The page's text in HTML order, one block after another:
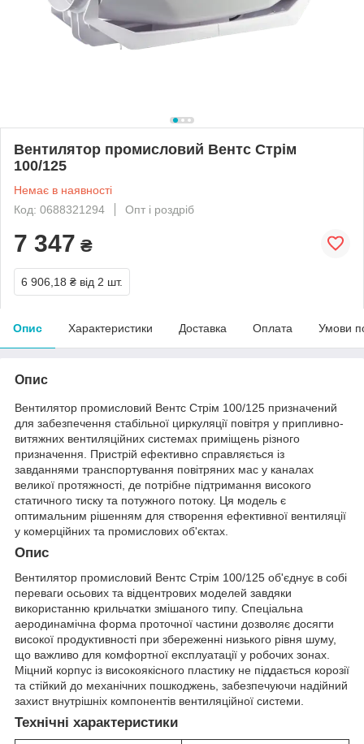
Вентилятор промисловий Вентс Стрім
100/125
Немає в наявності
Код: 0688321294
Опт і роздріб
7 347 ₴
6 906,18 ₴ від 2 шт.
Опис Характеристики Доставка Оплата Умови
Опис
Вентилятор промисловий Вентс Стрім 100/125 призначений
для забезпечення стабільної циркуляції повітря у припливно-
витяжних вентиляційних системах приміщень різного
призначення. Пристрій ефективно справляється із
завданнями транспортування повітряних мас у каналах
великої протяжності, де потрібне підтримання високого
статичного тиску та потужного потоку. Ця модель є
оптимальним рішенням для створення ефективної вентиляції
у комерційних та промислових об'єктах.
Опис
Вентилятор промисловий Вентс Стрім 100/125 об'єднує в собі
переваги осьових та відцентрових моделей завдяки
використанню крильчатки змішаного типу. Спеціальна
аеродинамічна форма проточної частини дозволяє досягти
високої продуктивності при збереженні низького рівня шуму,
що важливо для комфортної експлуатації у робочих зонах.
Міцний корпус із високоякісного пластику не піддається корозії
та стійкий до механічних пошкоджень, забезпечуючи надійний
захист внутрішніх компонентів вентиляційної системи.
Технічні характеристики